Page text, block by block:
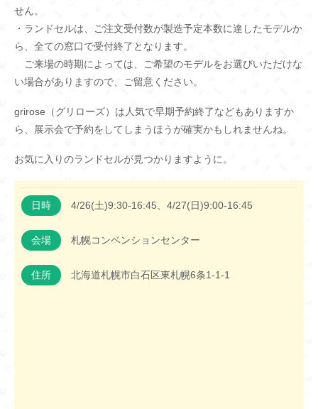
せん。
・ランドセルは、ご注文受付数が製造予定本数に達したモデルか
ら、全ての窓口で受付終了となります。
ご来場の時期によっては、ご希望のモデルをお選びいただけな
い場合がありますので、ご留意ください。
grirose（グリローズ）は人気で早期予約終了などもありますか
ら、展示会で予約をしてしまうほうが確実かもしれませんね。
お気に入りのランドセルが見つかりますように。
日時 4/26(土)9:30-16:45、4/27(日)9:00-16:45
会場 札幌コンベンションセンター
住所 北海道札幌市白石区東札幌6条1-1-1